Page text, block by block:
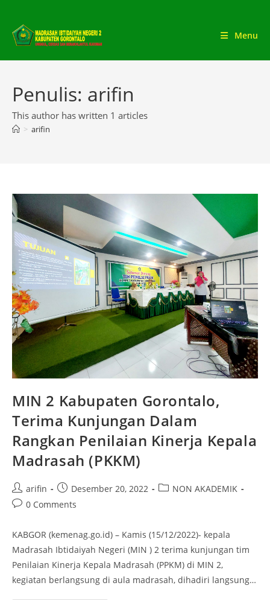
content
Menu
Penulis: arifin
This author has written 1 articles
> arifin
MIN 2 Kabupaten Gorontalo,
Terima Kunjungan Dalam
Rangkan Penilaian Kinerja Kepala
Madrasah (PKKM)
Post
author:
arifin
Post
published:
Desember 20, 2022
PostNON AKADEMIK
Post0 Comments
KABGOR (kemenag.go.id) – Kamis (15/12/2022)- kepala
Madrasah Ibtidaiyah Negeri (MIN ) 2 terima kunjungan tim
Penilaian Kinerja Kepala Madrasah (PPKM) di MIN 2,
kegiatan berlangsung di aula madrasah, dihadiri langsung…